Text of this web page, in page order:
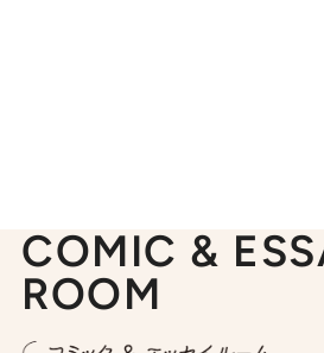
COMIC &
ROOM